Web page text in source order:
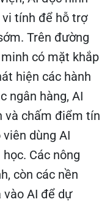
vi tính để hỗ trợ
Trên đường
có mặt khắp
hiện các hành
ngân hàng, AI
và chấm điểm tín
dùng AI
Các nông
còn các nền
AI để dự